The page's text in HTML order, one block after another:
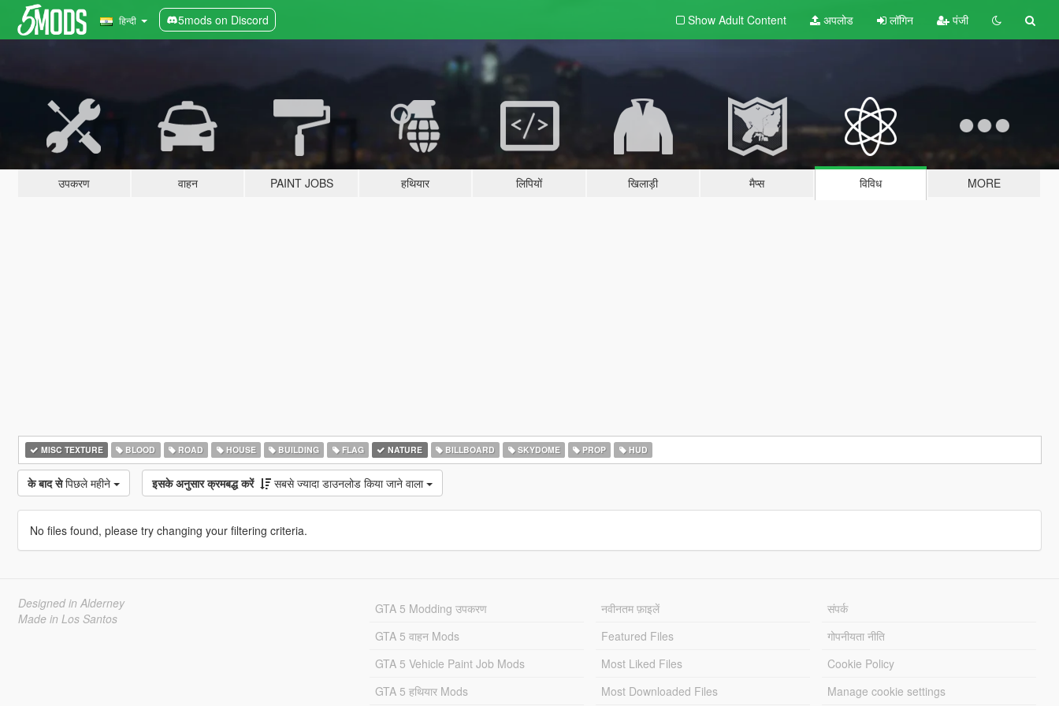
हिन्दी 5mods on Discord Show Adult Content अपलोड लॉगिन पंजी
उपकरण वाहन PAINT JOBS हथियार लिपियों खिलाड़ी मैप्स विविध MORE
MISC TEXTURE BLOOD ROAD HOUSE BUILDING FLAG NATURE BILLBOARD SKYDOME PROP HUD
के बाद से पिछले महीने इसके अनुसार क्रमबद्ध करें सबसे ज्यादा डाउनलोड किया जाने वाला
No files found, please try changing your filtering criteria.
Designed in Alderney
Made in Los Santos
GTA 5 Modding उपकरण
GTA 5 वाहन Mods
GTA 5 Vehicle Paint Job Mods
GTA 5 हथियार Mods
नवीनतम फ़ाइलें
Featured Files
Most Liked Files
Most Downloaded Files
संपर्क
गोपनीयता नीति
Cookie Policy
Manage cookie settings